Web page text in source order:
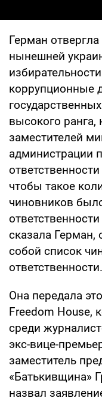
Герман
нынешней
коррупционные
высокого ранга,
заместителей
администрации
чтобы такое
чиновников
сказала Герман,
собой список
ответственности.
Она передала
Freedom House,
среди
экс-вице-
заместитель
«Батькивщина»
назвал